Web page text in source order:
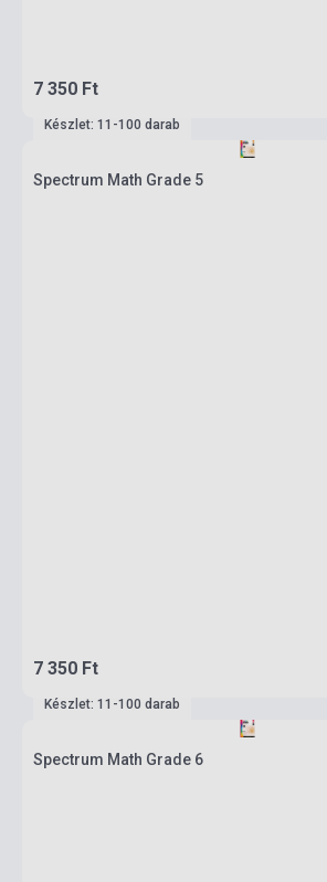
7 350 Ft
Készlet: 11-100 darab
Spectrum Math Grade 5
7 350 Ft
Készlet: 11-100 darab
Spectrum Math Grade 6